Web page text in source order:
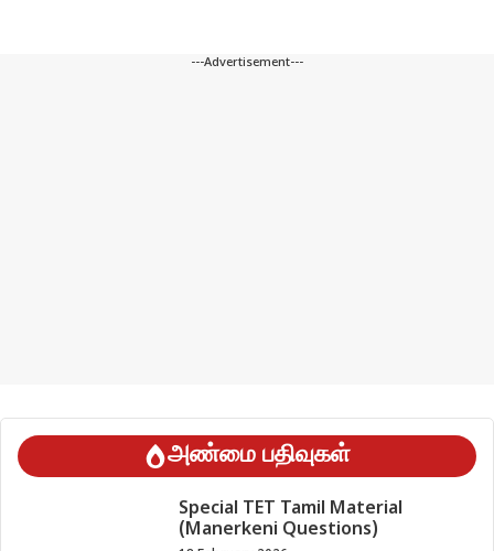
---Advertisement---
அண்மை பதிவுகள்
Special TET Tamil Material
(Manerkeni Questions)